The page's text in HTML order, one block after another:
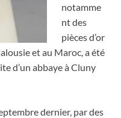
notamme
nt des
pièces d’or
et au Maroc, a été
d’un abbaye à Cluny
dernier, par des